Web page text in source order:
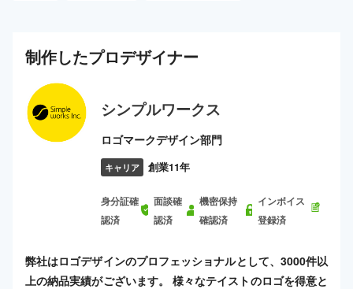
制作したプロデザイナー
シンプルワークス
ロゴマークデザイン部門
キャリア 創業11年
身分証確
認済
面談確
認済
機密保持
確認済
インボイス
登録済
弊社はロゴデザインのプロフェッショナルとして、3000件以
上の納品実績がございます。 様々なテイストのロゴを得意と